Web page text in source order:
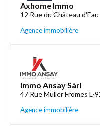
Axhome Immo
12 Rue du Château
Agence immobilière
Immo Ansay Sàrl
47 Rue Muller Fromes L-
Agence immobilière